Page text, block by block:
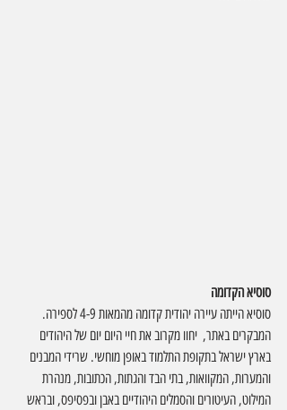
סוסיא הקדומה
סוסיא הייתה עיירה יהודית קדומה מהמאות 4-9 לספירה.
המבקרים באתר,  יחוו מקרוב את חיי היום יום של היהודים
בארץ ישראל בתקופת התלמוד באופן מוחשי. שרידי המבנים
והמערות, המקוואות, בתי הבד והגתות, הכתובות, מנהרת
המילוט, העיטורים והסמלים היהודיים באבן ובפסיפס, ובראש